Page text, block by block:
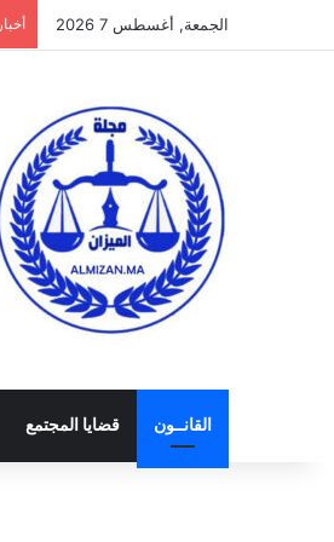
الجمعة, أغسطس 7 2026
القانــون قضايا المجتمع